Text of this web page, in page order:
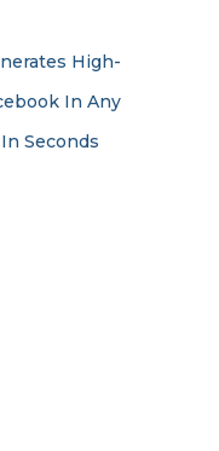
High-
In Any
Seconds